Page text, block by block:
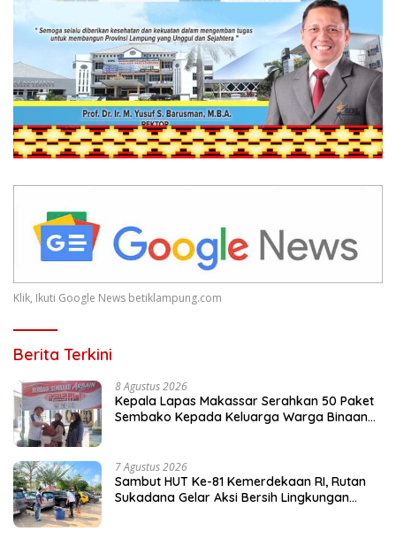
Klik, Ikuti Google News betiklampung.com
Berita Terkini
8 Agustus 2026
Kepala Lapas Makassar Serahkan 50 Paket
Sembako Kepada Keluarga Warga Binaan
7 Agustus 2026
Sambut HUT Ke-81 Kemerdekaan RI, Rutan
Sukadana Gelar Aksi Bersih Lingkungan